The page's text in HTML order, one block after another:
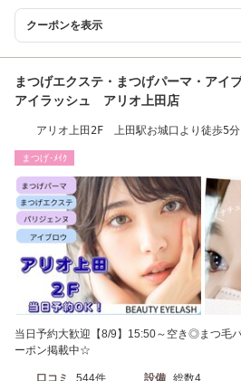
クーポンを表示
まつげエクステ・まつげパーマ・ア
アイラッシュ アリオ上田店
アリオ上田2F 上田駅お城口より徒歩5分
まつげ･ﾒｲｸ
当日予約大歓迎【8/9】15:50～空き◎まつ毛
ーポン掲載中☆
口コミ 544件 設備 総数4